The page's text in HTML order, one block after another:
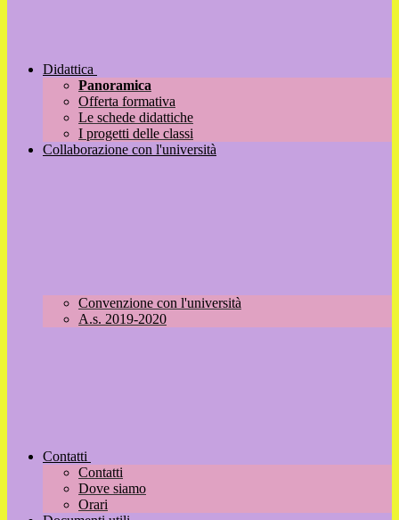
Didattica
Panoramica
Offerta formativa
Le schede didattiche
I progetti delle classi
Collaborazione con l'università
Convenzione con l'università
A.s. 2019-2020
Contatti
Contatti
Dove siamo
Orari